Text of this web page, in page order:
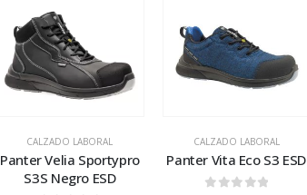
CALZADO LABORAL
Panter Velia Sportypro
S3S Negro ESD
CALZADO LABORAL
Panter Vita Eco S3 ESD